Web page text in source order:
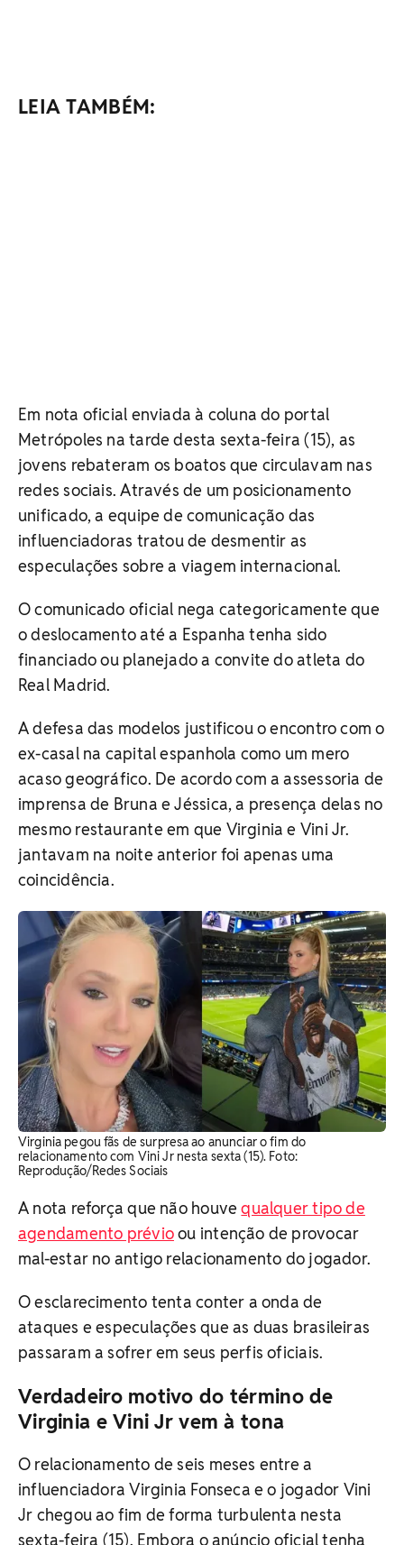
LEIA TAMBÉM:
Em nota oficial enviada à coluna do portal
Metrópoles na tarde desta sexta-feira (15), as
jovens rebateram os boatos que circulavam nas
redes sociais. Através de um posicionamento
unificado, a equipe de comunicação das
influenciadoras tratou de desmentir as
especulações sobre a viagem internacional.
O comunicado oficial nega categoricamente que
o deslocamento até a Espanha tenha sido
financiado ou planejado a convite do atleta do
Real Madrid.
A defesa das modelos justificou o encontro com o
ex-casal na capital espanhola como um mero
acaso geográfico. De acordo com a assessoria de
imprensa de Bruna e Jéssica, a presença delas no
mesmo restaurante em que Virginia e Vini Jr.
jantavam na noite anterior foi apenas uma
coincidência.
Virginia pegou fãs de surpresa ao anunciar o fim do
relacionamento com Vini Jr nesta sexta (15). Foto:
Reprodução/Redes Sociais
A nota reforça que não houvequalquer tipo de
agendamento prévioou intenção de provocar
mal-estar no antigo relacionamento do jogador.
O esclarecimento tenta conter a onda de
ataques e especulações que as duas brasileiras
passaram a sofrer em seus perfis oficiais.
Verdadeiro motivo do término de
Virginia e Vini Jr vem à tona
O relacionamento de seis meses entre a
influenciadora Virginia Fonseca e o jogador Vini
Jr chegou ao fim de forma turbulenta nesta
sexta-feira (15). Embora o anúncio oficial tenha